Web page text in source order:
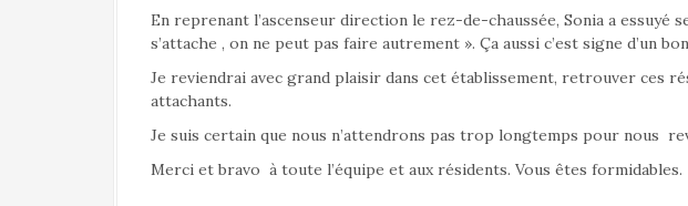
En reprenant l’ascenseur direction le rez-de-chaussée, Sonia a essuyé
s’attache , on ne peut pas faire autrement ». Ça aussi c’est signe d’un
Je reviendrai avec grand plaisir dans cet établissement, retrouver ces
attachants.
Je suis certain que nous n’attendrons pas trop longtemps pour nous
Merci et bravo à toute l’équipe et aux résidents. Vous êtes formidables.